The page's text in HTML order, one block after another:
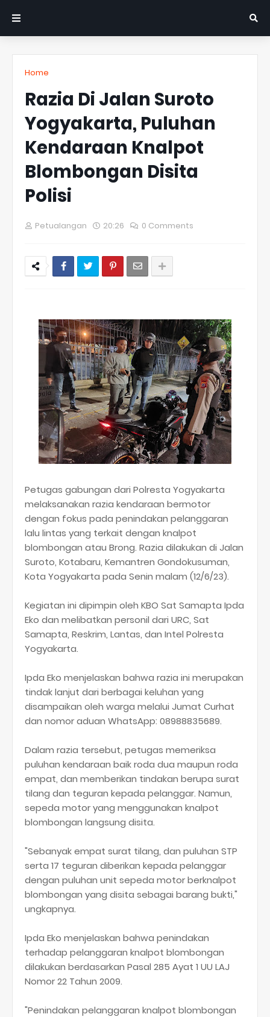
Home
Razia Di Jalan Suroto
Yogyakarta, Puluhan
Kendaraan Knalpot
Blombongan Disita
Polisi
Petualangan 20:26 0 Comments
Petugas gabungan dari Polresta Yogyakarta
melaksanakan razia kendaraan bermotor
dengan fokus pada penindakan pelanggaran
lalu lintas yang terkait dengan knalpot
blombongan atau Brong. Razia dilakukan di Jalan
Suroto, Kotabaru, Kemantren Gondokusuman,
Kota Yogyakarta pada Senin malam (12/6/23).
Kegiatan ini dipimpin oleh KBO Sat Samapta Ipda
Eko dan melibatkan personil dari URC, Sat
Samapta, Reskrim, Lantas, dan Intel Polresta
Yogyakarta.
Ipda Eko menjelaskan bahwa razia ini merupakan
tindak lanjut dari berbagai keluhan yang
disampaikan oleh warga melalui Jumat Curhat
dan nomor aduan WhatsApp: 08988835689.
Dalam razia tersebut, petugas memeriksa
puluhan kendaraan baik roda dua maupun roda
empat, dan memberikan tindakan berupa surat
tilang dan teguran kepada pelanggar. Namun,
sepeda motor yang menggunakan knalpot
blombongan langsung disita.
"Sebanyak empat surat tilang, dan puluhan STP
serta 17 teguran diberikan kepada pelanggar
dengan puluhan unit sepeda motor berknalpot
blombongan yang disita sebagai barang bukti,"
ungkapnya.
Ipda Eko menjelaskan bahwa penindakan
terhadap pelanggaran knalpot blombongan
dilakukan berdasarkan Pasal 285 Ayat 1 UU LAJ
Nomor 22 Tahun 2009.
"Penindakan pelanggaran knalpot blombongan